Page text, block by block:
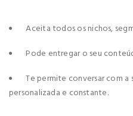
Aceita todos os nichos,
Pode entregar o seu
Te permite conversar com a
personalizada e constante.